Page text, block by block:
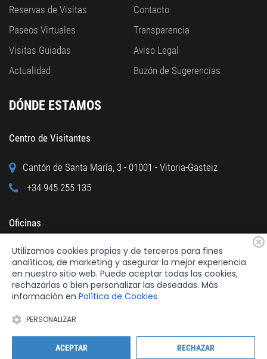
Reservas de Visitas
Paseos Virtuales
Visitas Guiadas
Actualidad
Contacto
Transparencia
Aviso Legal
Buzón de Sugerencias
DÓNDE ESTAMOS
Centro de Visitantes
Cantón de Santa María, 3 - 01001 - Vitoria-Gasteiz
+34 945 255 135
Oficinas
Calle Cuchillería, 95 - 01001 - Vitoria-Gasteiz
+34 945 122 160
2026 © Fundación Catedral Santa María Todos los derechos reservados.
Utilizamos cookies propias y de terceros para fines
analíticos, de marketing y asegurar la mejor experiencia
en nuestro sitio web. Puede aceptar todas las cookies,
rechazarlas o bien personalizar las deseadas. Más
información en Política de Cookies
PERSONALIZAR
ACEPTAR RECHAZAR